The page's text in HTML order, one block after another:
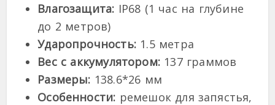
Влагозащита: IP68 (1 час на глубине
до 2 метров)
Ударопрочность:1.5 метра
Вес с аккумулятором:137 граммов
Размеры: 138.6*26 мм
Особенности: ремешок для запястья,